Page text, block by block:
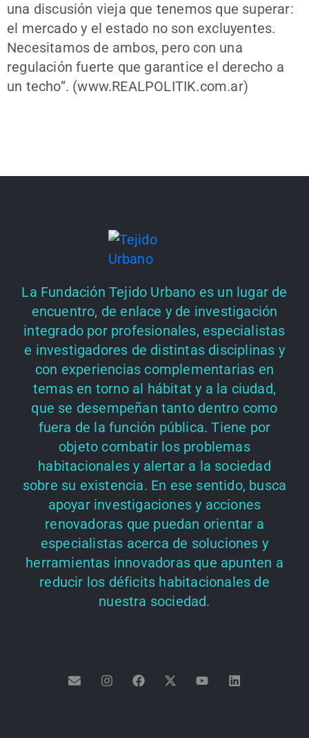
una discusión vieja que tenemos que superar:
el mercado y el estado no son excluyentes.
Necesitamos de ambos, pero con una
regulación fuerte que garantice el derecho a
un techo”. (www.REALPOLITIK.com.ar)
La Fundación Tejido Urbano es un lugar de
encuentro, de enlace y de investigación
integrado por profesionales, especialistas
e investigadores de distintas disciplinas y
con experiencias complementarias en
temas en torno al hábitat y a la ciudad,
que se desempeñan tanto dentro como
fuera de la función pública. Tiene por
objeto combatir los problemas
habitacionales y alertar a la sociedad
sobre su existencia. En ese sentido, busca
apoyar investigaciones y acciones
renovadoras que puedan orientar a
especialistas acerca de soluciones y
herramientas innovadoras que apunten a
reducir los déficits habitacionales de
nuestra sociedad.